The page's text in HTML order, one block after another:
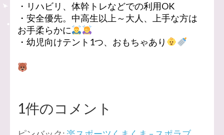
・リハビリ、体幹トレなどでの利用OK
・安全優先。中高生以上～大人、上手な方は
お手柔らかに
・幼児向けテント1つ、おもちゃあり
1件のコメント